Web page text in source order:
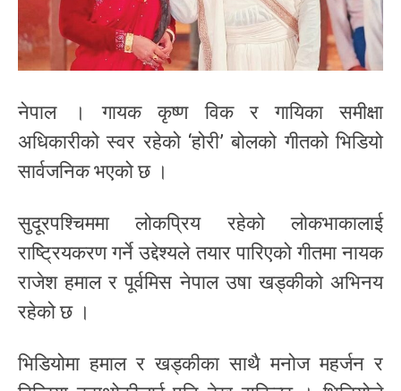
नेपाल । गायक कृष्ण विक र गायिका समीक्षा
अधिकारीको स्वर रहेको ‘होरी’ बोलको गीतको भिडियो
सार्वजनिक भएको छ ।
सुदूरपश्चिममा लोकप्रिय रहेको लोकभाकालाई
राष्ट्रियकरण गर्ने उद्देश्यले तयार पारिएको गीतमा नायक
राजेश हमाल र पूर्वमिस नेपाल उषा खड्कीको अभिनय
रहेको छ ।
भिडियोमा हमाल र खड्कीका साथै मनोज महर्जन र